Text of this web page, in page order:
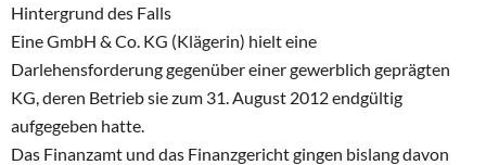
Hintergrund des Falls
Eine GmbH & Co. KG (Klägerin) hielt eine
Darlehensforderung gegenüber einer gewerblich geprägten
KG, deren Betrieb sie zum 31. August 2012 endgültig
aufgegeben hatte.
Das Finanzamt und das Finanzgericht gingen bislang davon